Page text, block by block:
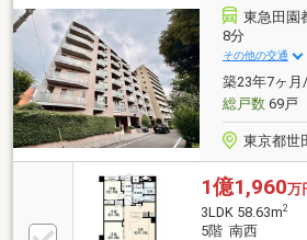
サイズのバスルーム■ 不在時
ALSOK24時間セキュリティシ
サポートするオートロックシス
ちしております♪
東急田園
8分
その他の交通
築23年7ヶ月
総戸数69戸
東京都世
1億1,960万
3LDK 58.63m2
5階 南西